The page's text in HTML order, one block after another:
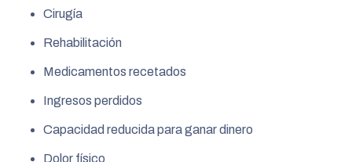
Cirugía
Rehabilitación
Medicamentos recetados
Ingresos perdidos
Capacidad reducida para ganar dinero
Dolor físico